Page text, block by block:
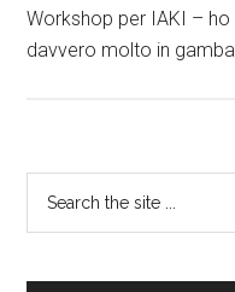
Workshop per IAKI –
davvero molto in